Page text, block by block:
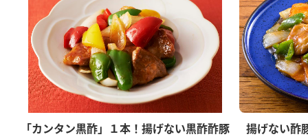
「カンタン黒酢」１本！揚げない黒酢酢豚 揚げない酢